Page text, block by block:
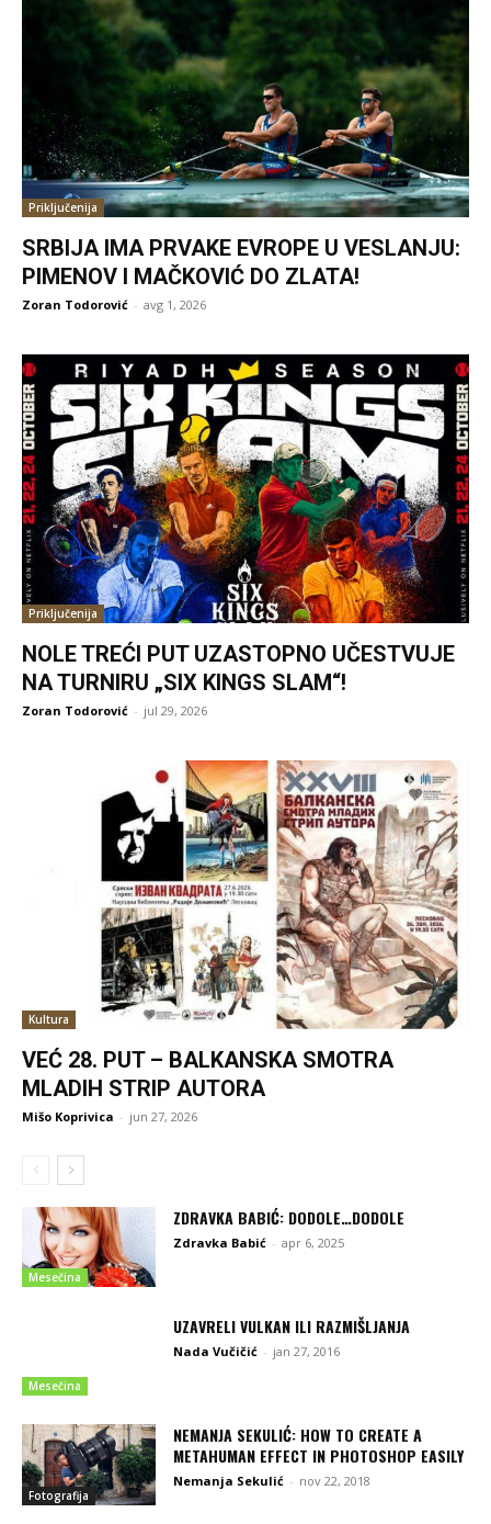
Priključenija
SRBIJA IMA PRVAKE EVROPE U VESLANJU:
PIMENOV I MAČKOVIĆ DO ZLATA!
Zoran Todorović - avg 1, 2026
Priključenija
NOLE TREĆI PUT UZASTOPNO UČESTVUJE
NA TURNIRU „SIX KINGS SLAM“!
Zoran Todorović - jul 29, 2026
Kultura
VEĆ 28. PUT – BALKANSKA SMOTRA
MLADIH STRIP AUTORA
Mišo Koprivica - jun 27, 2026
Mesečina
ZDRAVKA BABIĆ: DODOLE…DODOLE
Zdravka Babić - apr 6, 2025
Mesečina
UZAVRELI VULKAN ILI RAZMIŠLJANJA
Nada Vučičić - jan 27, 2016
Fotografija
NEMANJA SEKULIĆ: HOW TO CREATE A
METAHUMAN EFFECT IN PHOTOSHOP EASILY
Nemanja Sekulić - nov 22, 2018